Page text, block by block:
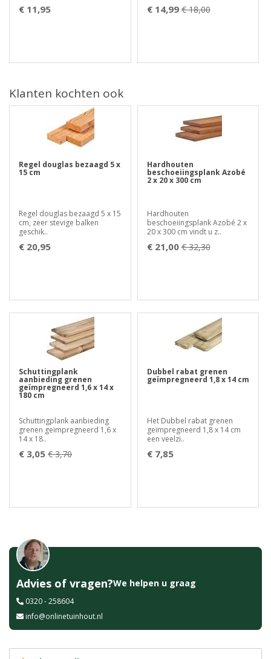
€ 11,95 € 14,99 € 18,00
Klanten kochten ook
Regel douglas bezaagd 5 x
15 cm
Regel douglas bezaagd 5 x 15
cm, zeer stevige balken
geschik..
€ 20,95
Hardhouten
beschoeiingsplank Azobé
2 x 20 x 300 cm
Hardhouten
beschoeiingsplank Azobé 2 x
20 x 300 cm vindt u z..
€ 21,00 € 32,30
Schuttingplank
aanbieding grenen
geïmpregneerd 1,6 x 14 x
180 cm
Schuttingplank aanbieding
grenen geïmpregneerd 1,6 x
14 x 18..
€ 3,05 € 3,70
Dubbel rabat grenen
geïmpregneerd 1,8 x 14 cm
Het Dubbel rabat grenen
geïmpregneerd 1,8 x 14 cm
een veelzi..
€ 7,85
Advies of vragen?We helpen u graag
0320 - 258604
info@onlinetuinhout.nl